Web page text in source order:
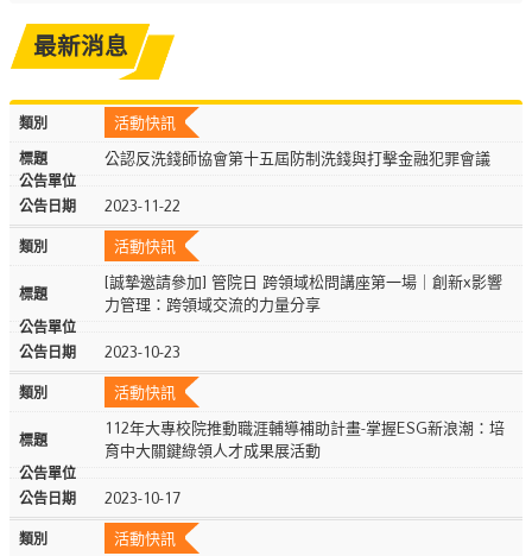
最新消息
活動快訊
公認反洗錢師協會第十五屆防制洗錢與打擊金融犯罪會議
2023-11-22
活動快訊
[誠摯邀請參加] 管院日 跨領域松問講座第一場｜創新x影響
力管理：跨領域交流的力量分享
2023-10-23
活動快訊
112年大專校院推動職涯輔導補助計畫-掌握ESG新浪潮：培
育中大關鍵綠領人才成果展活動
2023-10-17
活動快訊